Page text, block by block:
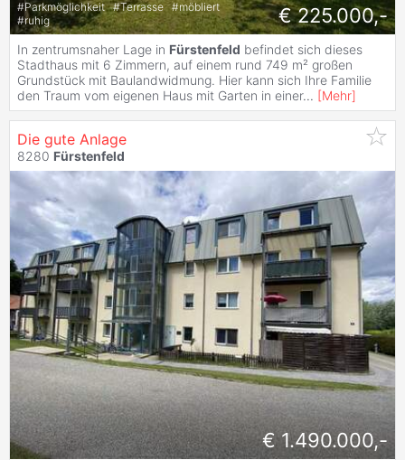
#Parkmöglichkeit #Terrasse #möbliert
#ruhig € 225.000,-
In zentrumsnaher Lage in Fürstenfeld befindet sich dieses
Stadthaus mit 6 Zimmern, auf einem rund 749 m² großen
Grundstück mit Baulandwidmung. Hier kann sich Ihre Familie
den Traum vom eigenen Haus mit Garten in einer... [Mehr]
Die gute Anlage
8280 Fürstenfeld
€ 1.490.000,-